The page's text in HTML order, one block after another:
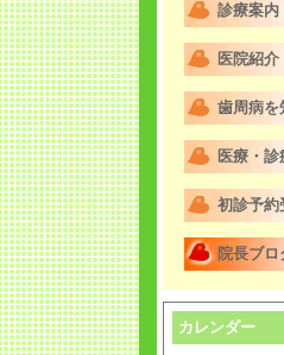
診療案内
医院紹介
歯周病を
医療・診
初診予約
院長ブロ
カレンダー